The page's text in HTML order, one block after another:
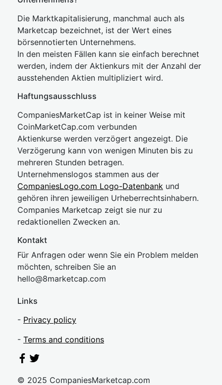
Die Marktkapitalisierung, manchmal auch als
Marketcap bezeichnet, ist der Wert eines
börsennotierten Unternehmens.
In den meisten Fällen kann sie einfach berechnet
werden, indem der Aktienkurs mit der Anzahl der
ausstehenden Aktien multipliziert wird.
Haftungsausschluss
CompaniesMarketCap ist in keiner Weise mit
CoinMarketCap.com verbunden
Aktienkurse werden verzögert angezeigt. Die
Verzögerung kann von wenigen Minuten bis zu
mehreren Stunden betragen.
Unternehmenslogos stammen aus der
CompaniesLogo.com Logo-Datenbank und
gehören ihren jeweiligen Urheberrechtsinhabern.
Companies Marketcap zeigt sie nur zu
redaktionellen Zwecken an.
Kontakt
Für Anfragen oder wenn Sie ein Problem melden
möchten, schreiben Sie an
hello@8marketcap.com
Links
- Privacy policy
- Terms and conditions
© 2025 CompaniesMarketcap.com